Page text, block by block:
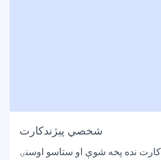
شخصي پیژندکارت
نده پخه شوې او ستاسو اوسنۍ